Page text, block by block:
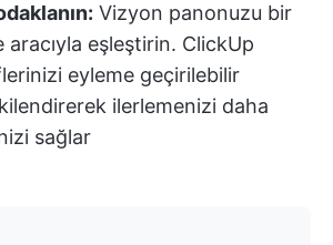
Vizyon panonuzu bir
aracıyla eşleştirin. ClickUp
eyleme geçirilebilir
ilerlemenizi daha
sağlar